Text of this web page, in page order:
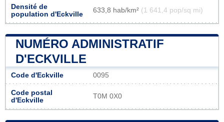
Densité de
population d'Eckville
633,8 hab/km² (1 641,4 pop/sq mi)
NUMÉRO ADMINISTRATIF
D'ECKVILLE
Code d'Eckville 0095
Code postal
d'Eckville
T0M 0X0